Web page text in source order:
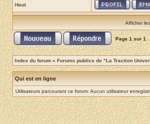
Haut
Afficher
Page1sur1
Index du forum » Forums publics de "La Traction
Qui est en ligne
Utilisateurs parcourant ce forum: Aucun utilisateur